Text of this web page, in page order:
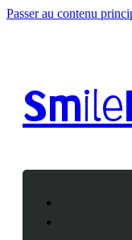
Passer au contenu
Smile